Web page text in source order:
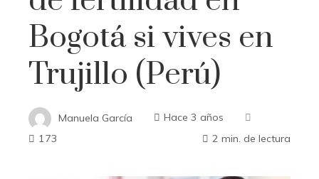
Bogotá si vives en
Trujillo (Perú)
Manuela García
Hace 3 años
173
2 min. de lectura